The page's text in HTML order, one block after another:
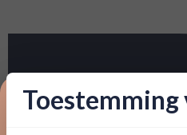
Toestemming
Proost op je